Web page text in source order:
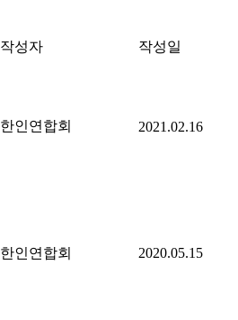
작성자 작성일
한인연합회 2021.02.16
한인연합회 2020.05.15